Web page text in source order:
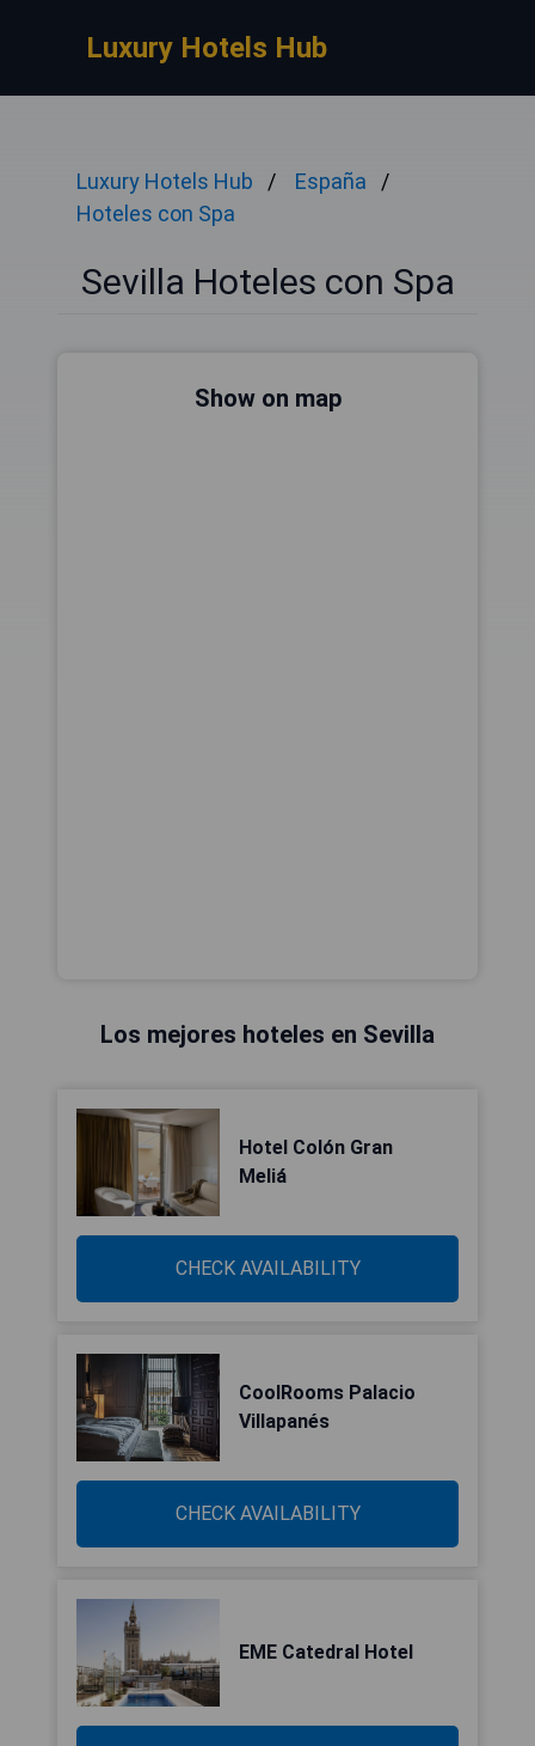
Luxury Hotels Hub
Luxury Hotels Hub
España
Hoteles con Spa
Sevilla Hoteles con Spa
Show on map
Los mejores hoteles en Sevilla
Hotel Colón Gran
Meliá
CHECK AVAILABILITY
CoolRooms Palacio
Villapanés
CHECK AVAILABILITY
EME Catedral Hotel